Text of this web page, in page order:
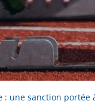
: une sanction portée